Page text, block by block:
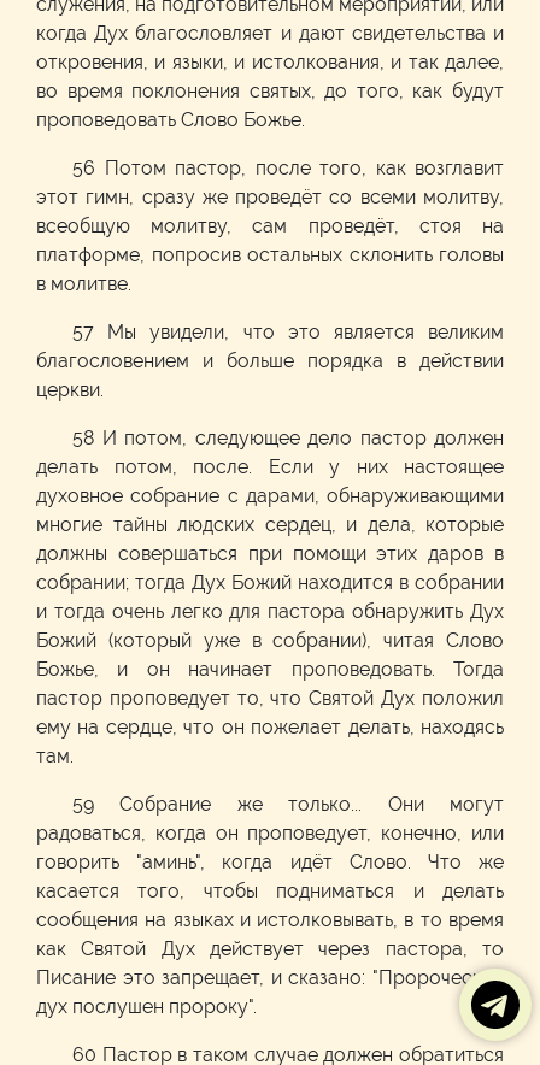
когда Дух благословляет и дают свидетельства и
откровения, и языки, и истолкования, и так далее,
во время поклонения святых, до того, как будут
проповедовать Слово Божье.
56 Потом пастор, после того, как возглавит
этот гимн, сразу же проведёт со всеми молитву,
всеобщую молитву, сам проведёт, стоя на
платформе, попросив остальных склонить головы
в молитве.
57 Мы увидели, что это является великим
благословением и больше порядка в действии
церкви.
58 И потом, следующее дело пастор должен
делать потом, после. Если у них настоящее
духовное собрание с дарами, обнаруживающими
многие тайны людских сердец, и дела, которые
должны совершаться при помощи этих даров в
собрании; тогда Дух Божий находится в собрании
и тогда очень легко для пастора обнаружить Дух
Божий (который уже в собрании), читая Слово
Божье, и он начинает проповедовать. Тогда
пастор проповедует то, что Святой Дух положил
ему на сердце, что он пожелает делать, находясь
там.
59 Собрание же только... Они могут
радоваться, когда он проповедует, конечно, или
говорить "аминь", когда идёт Слово. Что же
касается того, чтобы подниматься и делать
сообщения на языках и истолковывать, в то время
как Святой Дух действует через пастора, то
Писание это запрещает, и сказано: "Пророческий
дух послушен пророку".
60 Пастор в таком случае должен обратиться